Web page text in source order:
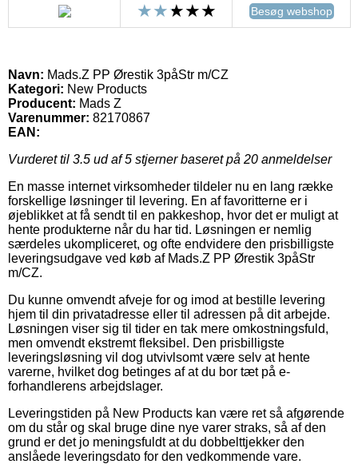
Besøg webshop
Navn: Mads.Z PP Ørestik 3påStr m/CZ
Kategori: New Products
Producent: Mads Z
Varenummer: 82170867
EAN:
Vurderet til 3.5 ud af 5 stjerner baseret på 20 anmeldelser
En masse internet virksomheder tildeler nu en lang række
forskellige løsninger til levering. En af favoritterne er i
øjeblikket at få sendt til en pakkeshop, hvor det er muligt at
hente produkterne når du har tid. Løsningen er nemlig
særdeles ukompliceret, og ofte endvidere den prisbilligste
leveringsudgave ved køb af Mads.Z PP Ørestik 3påStr
m/CZ.
Du kunne omvendt afveje for og imod at bestille levering
hjem til din privatadresse eller til adressen på dit arbejde.
Løsningen viser sig til tider en tak mere omkostningsfuld,
men omvendt ekstremt fleksibel. Den prisbilligste
leveringsløsning vil dog utvivlsomt være selv at hente
varerne, hvilket dog betinges af at du bor tæt på e-
forhandlerens arbejdslager.
Leveringstiden på New Products kan være ret så afgørende
om du står og skal bruge dine nye varer straks, så af den
grund er det jo meningsfuldt at du dobbelttjekker den
anslåede leveringsdato for den vedkommende vare.